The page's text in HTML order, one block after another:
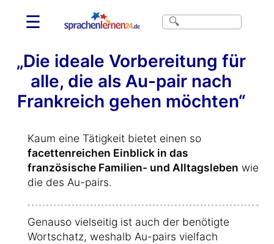
☰
„Die ideale Vorbereitung für
alle, die als Au-pair nach
Frankreich gehen möchten“
Kaum eine Tätigkeit bietet einen so
facettenreichen Einblick in das
französische Familien- und Alltagsleben wie
die des Au-pairs.
Genauso vielseitig ist auch der benötigte
Wortschatz, weshalb Au-pairs vielfach